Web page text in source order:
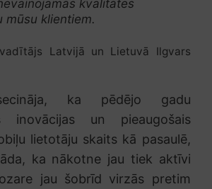
kvalitātes
mūsu klientiem.
Latvijā un Lietuvā Ilgvars
ka pēdējo gadu
inovācijas un pieaugošais
lietotāju skaits kā pasaulē,
ka nākotne jau tiek aktīvi
jau šobrīd virzās pretim